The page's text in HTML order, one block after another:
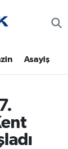
Asayiş